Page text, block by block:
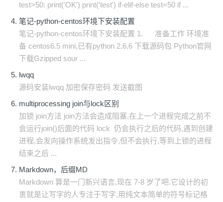
test>50: print('OK') print('test') if-elif-else test=50 if ...
笔记-python-centos环境下安装配置
笔记-python-centos环境下安装配置 1. 准备工作 环境准
备 centos6.5 mini,已有python 2.6.6 下载源码包 Python官网
下载Gzipped sour ...
lwqq
源码安装lwqq 加密保存密码 发送截图
multiprocessing join与lock区别
加锁 join方法 join方法会造成阻塞,在上一个进程完成之前不
会运行join()后面的代码 lock 仍会执行之后的代码,遇到创建
进程,会发向操作系统发出指令,但不会执行,等到上锁的进程
结束之后 ...
Markdown，后缀MD
Markdown 算是一门新兴语言,现在 7-8 岁了吧.它设计的初
衷就是让写字的人专注于写字,用纯文本简单的符号标记格